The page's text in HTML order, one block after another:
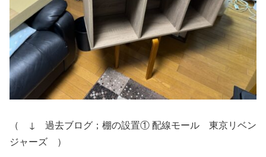
（ ↓ 過去ブログ；棚の設置① 配線モール 東京リベン
ジャーズ ）